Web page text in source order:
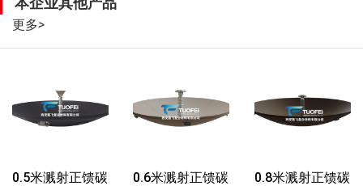
更多>
0.5米溅射正馈碳
0.6米溅射正馈碳
0.8米溅射正馈碳